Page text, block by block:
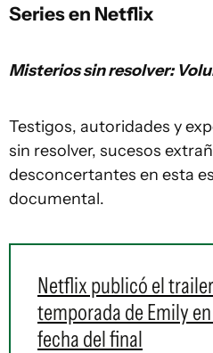
Series en Netflix
Misterios sin resolver:
Testigos, autoridades y
sin resolver, sucesos
desconcertantes en esta
documental.
Netflix publicó el
temporada de Emily
fecha del final